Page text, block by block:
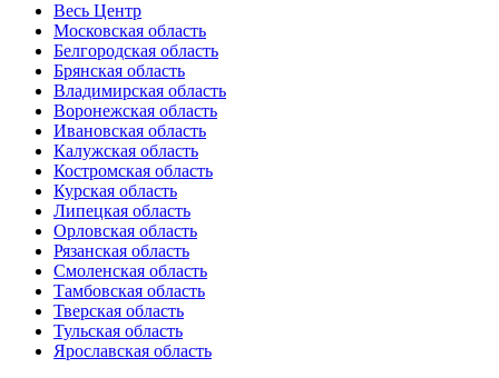
Весь Центр
Московская область
Белгородская область
Брянская область
Владимирская область
Воронежская область
Ивановская область
Калужская область
Костромская область
Курская область
Липецкая область
Орловская область
Рязанская область
Смоленская область
Тамбовская область
Тверская область
Тульская область
Ярославская область